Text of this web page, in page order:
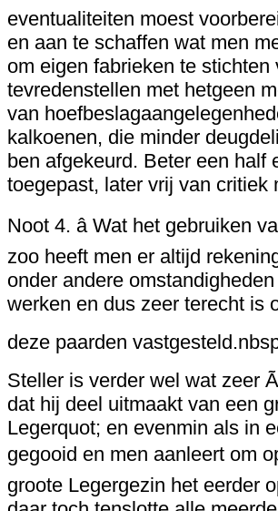
eventualiteiten moest
en aan te schaffen wat men
om eigen fabrieken te
tevredenstellen met hetgeen
van
kalkoenen, die minder
ben afgekeurd. Beter een half
toegepast, later vrij van critiek
Noot 4. â Wat het gebruiken
zoo heeft men er altijd
onder andere
werken en dus zeer terecht is
deze paarden
Steller is verder wel wat zeer
dat hij deel uitmaakt van een
Legerquot; en evenmin als in
gegooid en men aanleert om
groote Legergezin het eerder